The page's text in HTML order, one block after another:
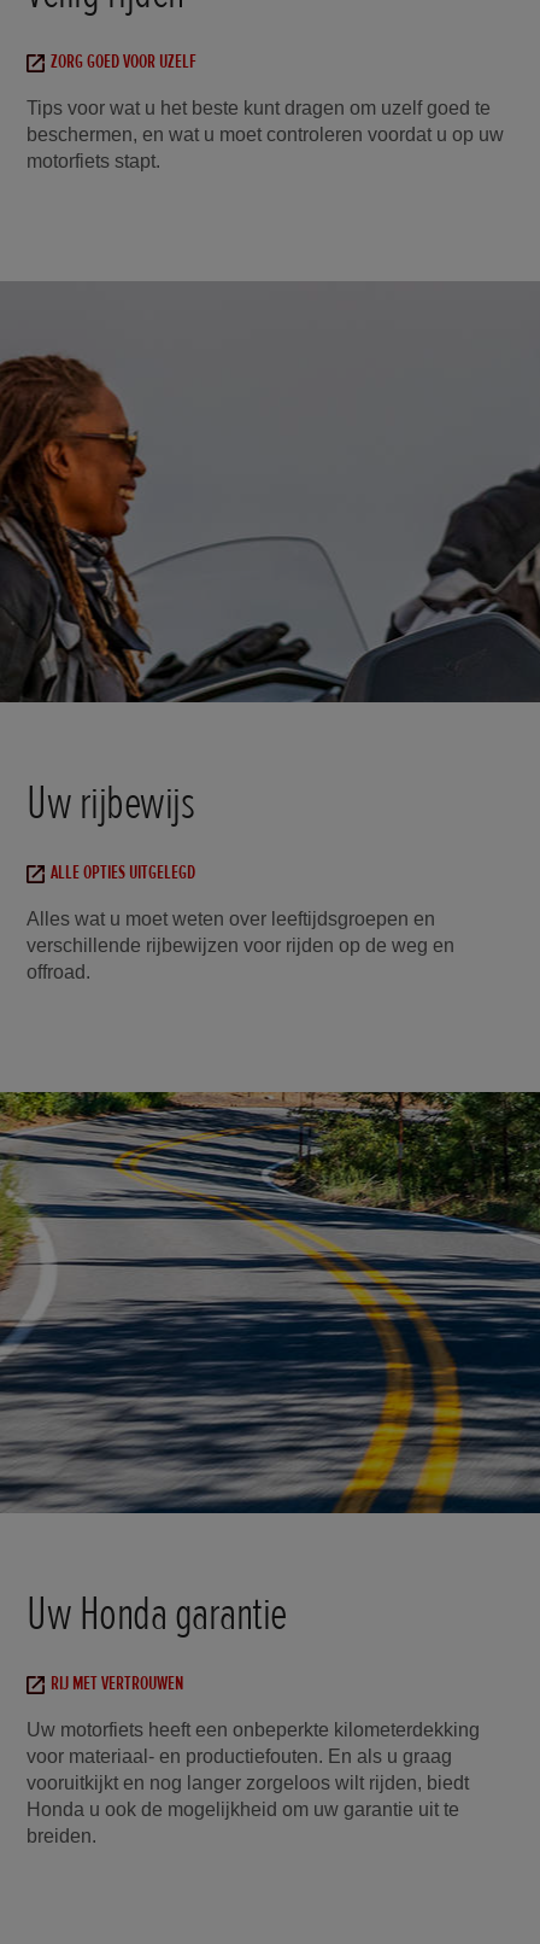
ZORG GOED VOOR UZELF
Tips voor wat u het beste kunt dragen om uzelf goed te
beschermen, en wat u moet controleren voordat u op uw
motorfiets stapt.
Uw rijbewijs
ALLE OPTIES UITGELEGD
Alles wat u moet weten over leeftijdsgroepen en
verschillende rijbewijzen voor rijden op de weg en
offroad.
Uw Honda garantie
RIJ MET VERTROUWEN
Uw motorfiets heeft een onbeperkte kilometerdekking
voor materiaal- en productiefouten. En als u graag
vooruitkijkt en nog langer zorgeloos wilt rijden, biedt
Honda u ook de mogelijkheid om uw garantie uit te
breiden.